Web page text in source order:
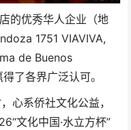
的优秀华人企业（地
1751 VIAVIVA,
de Buenos
了各界广泛认可。
心系侨社文化公益，
文化中国·水立方杯”